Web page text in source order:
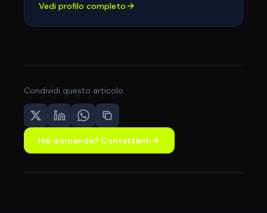
Vedi profilo completo
Condividi questo articolo
Hai domande? Contattami